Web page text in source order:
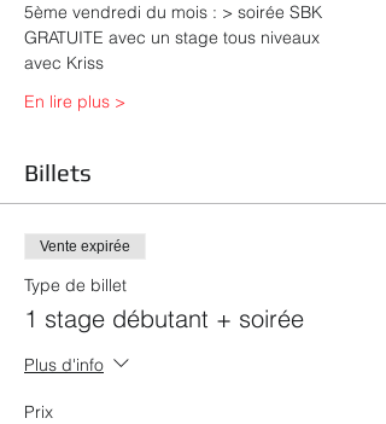
5ème vendredi du mois : > soirée SBK
GRATUITE avec un stage tous niveaux
avec Kriss
En lire plus >
Billets
Vente expirée
Type de billet
1 stage débutant + soirée
Plus d'info
Prix